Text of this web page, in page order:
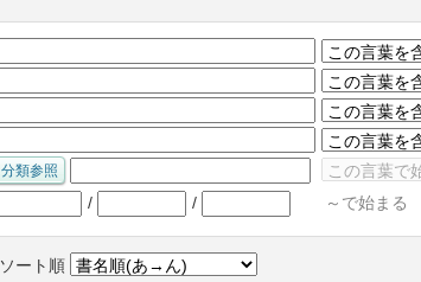
/ / ～で始まる
ソート順